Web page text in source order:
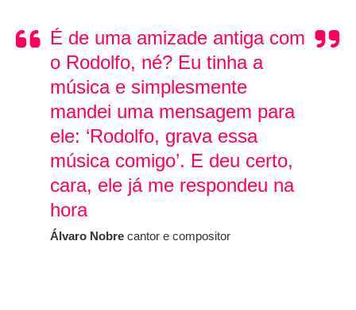
É de uma amizade antiga com
o Rodolfo, né? Eu tinha a
música e simplesmente
mandei uma mensagem para
ele: ‘Rodolfo, grava essa
música comigo’. E deu certo,
cara, ele já me respondeu na
hora
Álvaro Nobre cantor e compositor